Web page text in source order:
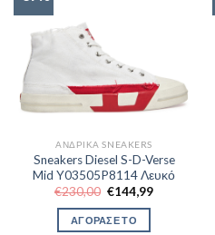
ΑΝΔΡΙΚΆ SNEAKERS
Sneakers Diesel S-D-Verse
Mid Y03505P8114 Λευκό
€230,00 Original
was:
€230,00.
€144,99Η
ΑΓΟΡΑΣΕ ΤΟ